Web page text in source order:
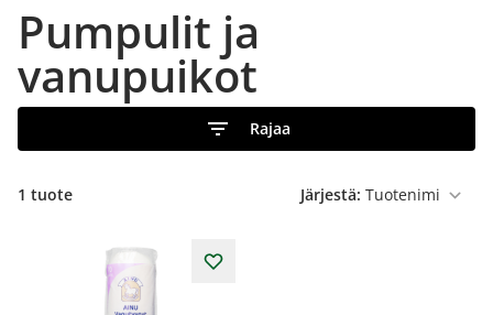
Pumpulit ja
vanupuikot
Rajaa
1 tuote Järjestä: